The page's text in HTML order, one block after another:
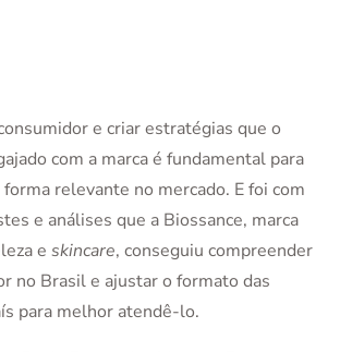
e criar estratégias que o
com a marca é fundamental para
relevante no mercado. E foi com
e análises que a Biossance, marca
e skincare, conseguiu compreender
no Brasil e ajustar o formato das
para melhor atendê-lo.